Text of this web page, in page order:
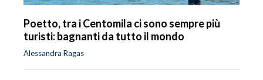
Poetto, tra i Centomila ci sono sempre più
turisti: bagnanti da tutto il mondo
Alessandra Ragas